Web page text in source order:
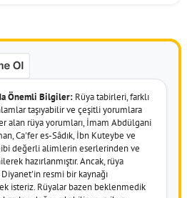
Önemli Bilgiler: Rüya tabirleri, farklı
taşıyabilir ve çeşitli yorumlara
alan rüya yorumları, İmam Abdülgani
Ca'fer es-Sâdık, İbn Kuteybe ve
değerli alimlerin eserlerinden ve
hazırlanmıştır. Ancak, rüya
resmi bir kaynağı
isteriz. Rüyalar bazen beklenmedik